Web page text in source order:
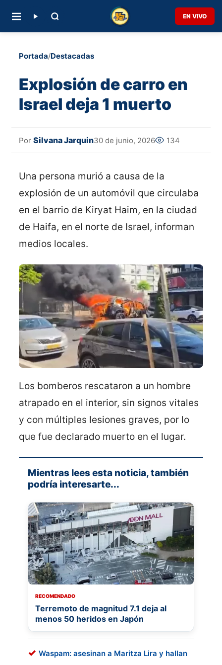
EN VIVO
Portada/Destacadas
Explosión de carro en
Israel deja 1 muerto
Por Silvana Jarquin30 de junio, 2026 134
Una persona murió a causa de la
explosión de un automóvil que circulaba
en el barrio de Kiryat Haim, en la ciudad
de Haifa, en el norte de Israel, informan
medios locales.
Los bomberos rescataron a un hombre
atrapado en el interior, sin signos vitales
y con múltiples lesiones graves, por lo
que fue declarado muerto en el lugar.
Mientras lees esta noticia, también
podría interesarte...
RECOMENDADO
Terremoto de magnitud 7.1 deja al
menos 50 heridos en Japón
Waspam: asesinan a Maritza Lira y hallan